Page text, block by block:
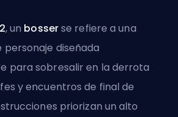
, un bosserse refiere a una
personaje diseñada
para sobresalir en la derrota
y encuentros de final de
priorizan un alto